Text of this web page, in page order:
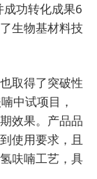
功转化成果6
生物基材料技
取得了突破性
中试项目，
效果。产品品
使用要求，且
呋喃工艺，具